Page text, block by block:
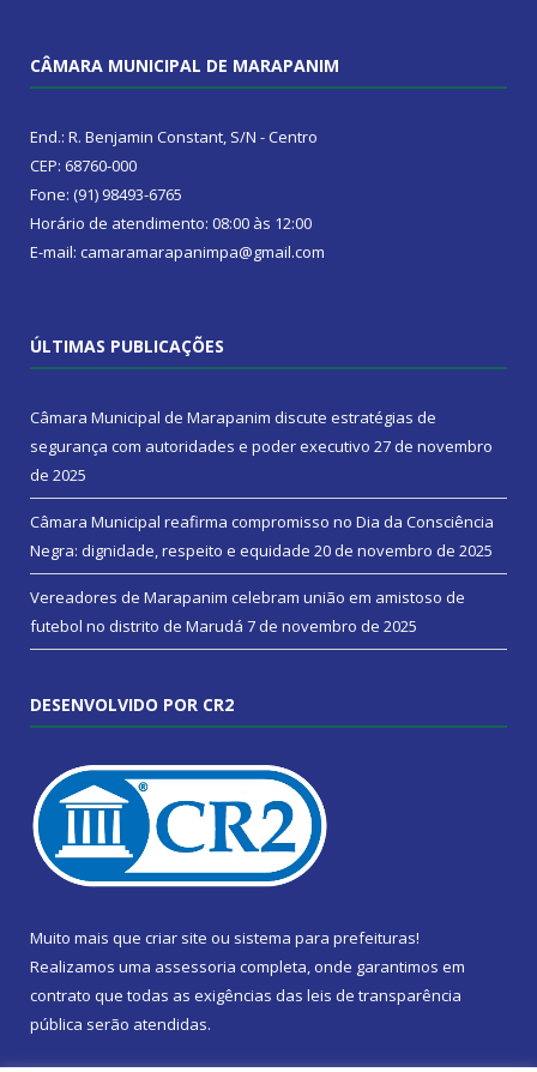
CÂMARA MUNICIPAL DE MARAPANIM
End.: R. Benjamin Constant, S/N - Centro
CEP: 68760-000
Fone: (91) 98493-6765
Horário de atendimento: 08:00 às 12:00
E-mail: camaramarapanimpa@gmail.com
ÚLTIMAS PUBLICAÇÕES
Câmara Municipal de Marapanim discute estratégias de
segurança com autoridades e poder executivo 27 de novembro
de 2025
Câmara Municipal reafirma compromisso no Dia da Consciência
Negra: dignidade, respeito e equidade 20 de novembro de 2025
Vereadores de Marapanim celebram união em amistoso de
futebol no distrito de Marudá 7 de novembro de 2025
DESENVOLVIDO POR CR2
Muito mais que criar site ou sistema para prefeituras!
Realizamos uma assessoria completa, onde garantimos em
contrato que todas as exigências das leis de transparência
pública serão atendidas.